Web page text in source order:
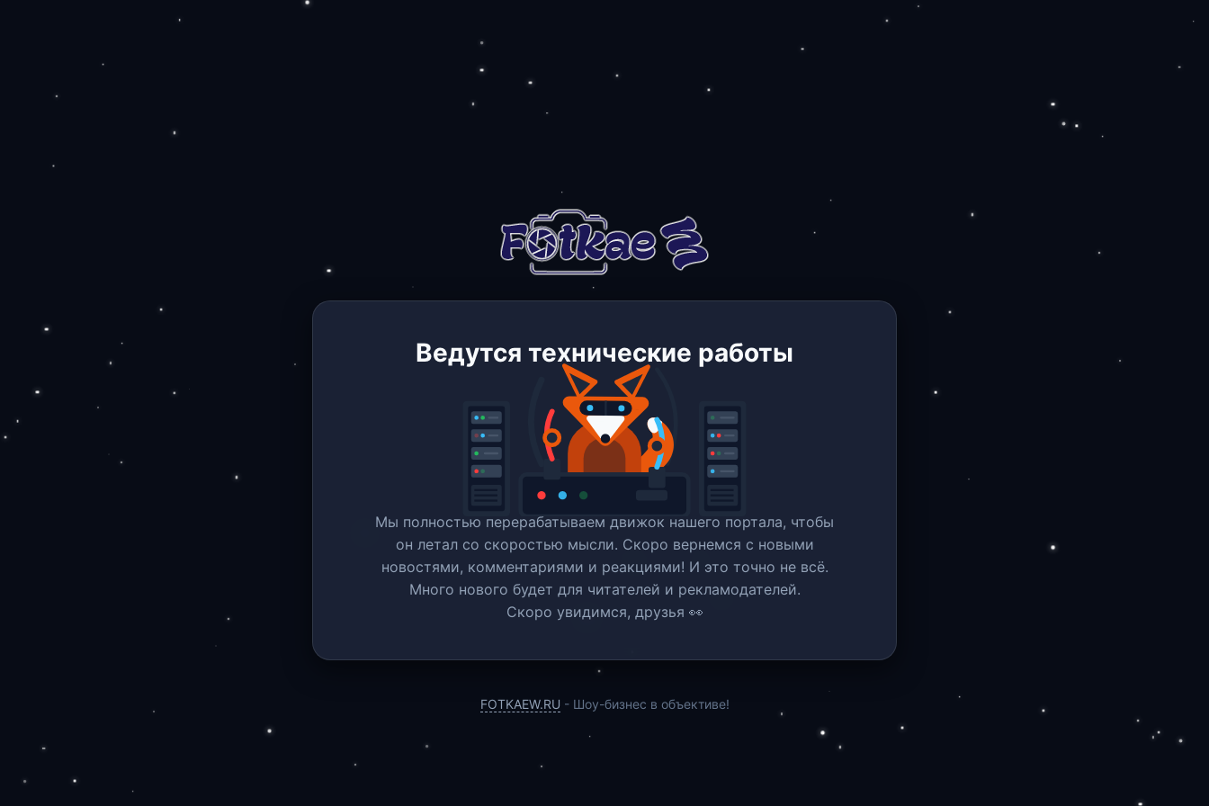
Ведутся технические работы
Мы полностью перерабатываем движок нашего портала, чтобы
он летал со скоростью мысли. Скоро вернемся c новыми
новостями, комментариями и реакциями! И это точно не всё.
Много нового будет для читателей и рекламодателей.
Скоро увидимся, друзья 👀
FOTKAEW.RU - Шоу-бизнес в объективе!